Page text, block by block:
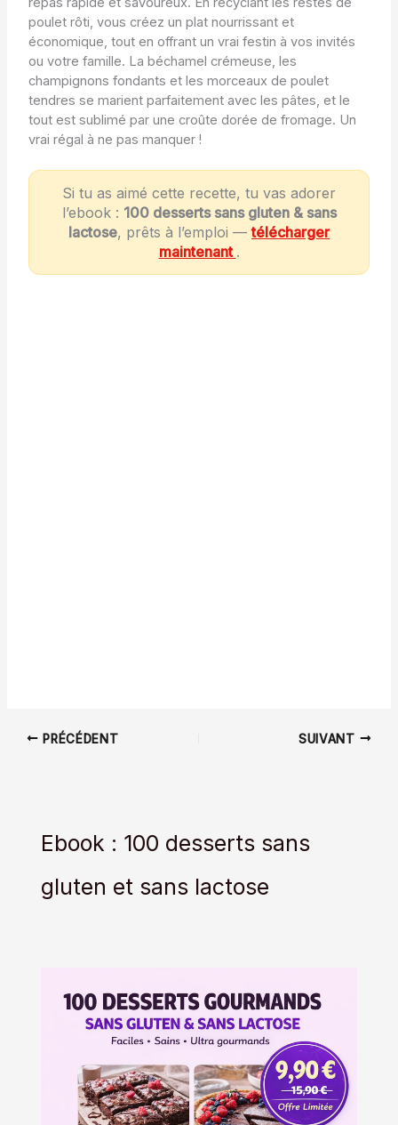
poulet rôti, vous créez un plat nourrissant et
économique, tout en offrant un vrai festin à vos invités
ou votre famille. La béchamel crémeuse, les
champignons fondants et les morceaux de poulet
tendres se marient parfaitement avec les pâtes, et le
tout est sublimé par une croûte dorée de fromage. Un
vrai régal à ne pas manquer !
Si tu as aimé cette recette, tu vas adorer
l’ebook : 100 desserts sans gluten & sans
lactose, prêts à l’emploi —télécharger
maintenant .
PRÉCÉDENT SUIVANT
Ebook : 100 desserts sans
gluten et sans lactose